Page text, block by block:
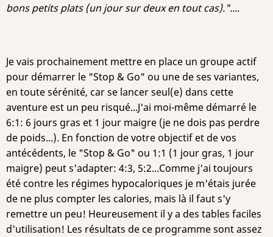
bons petits plats (un jour sur deux en tout cas)."....
Je vais prochainement mettre en place un groupe actif
pour démarrer le "Stop & Go" ou une de ses variantes,
en toute sérénité, car se lancer seul(e) dans cette
aventure est un peu risqué...J'ai moi-même démarré le
6:1: 6 jours gras et 1 jour maigre (je ne dois pas perdre
de poids...). En fonction de votre objectif et de vos
antécédents, le "Stop & Go" ou 1:1 (1 jour gras, 1 jour
maigre) peut s'adapter: 4:3, 5:2...Comme j'ai toujours
été contre les régimes hypocaloriques je m'étais jurée
de ne plus compter les calories, mais là il faut s'y
remettre un peu! Heureusement il y a des tables faciles
d'utilisation! Les résultats de ce programme sont assez